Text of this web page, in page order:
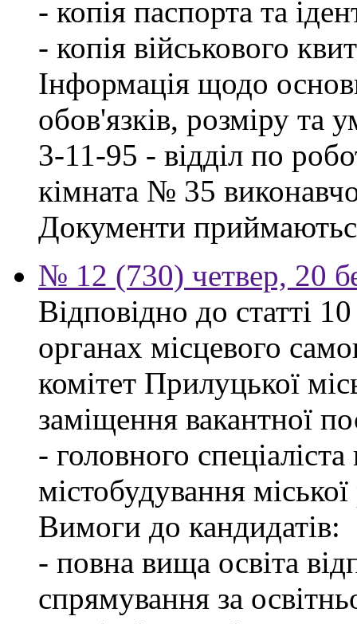
- копія паспорта та
- копія військового
Інформація щодо
обов'язків, розміру та
3-11-95 - відділ по
кімната № 35
Документи
№ 12 (730) четвер, 20
Відповідно до статті
органах місцевого
комітет Прилуцької
заміщення вакантної
- головного
містобудування
Вимоги до кандидатів:
- повна вища освіта
спрямування за